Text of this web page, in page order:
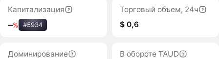
Капитализация
‒% #5934
Торговый объем, 24ч
$ 0,6
Доминирование
В обороте TAUD